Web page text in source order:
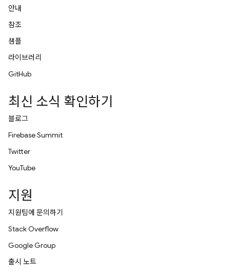
안내
참조
샘플
라이브러리
GitHub
최신 소식 확인하기
블로그
Firebase Summit
Twitter
YouTube
지원
지원팀에 문의하기
Stack Overflow
Google Group
출시 노트